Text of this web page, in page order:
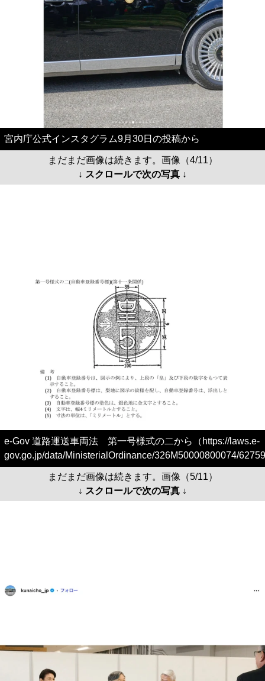
宮内庁公式インスタグラム9月30日の投稿から
まだまだ画像は続きます。画像（4/11）
↓ スクロールで次の写真 ↓
e-Gov 道路運送車両法 第一号様式の二から（https://laws.e-
gov.go.jp/data/MinisterialOrdinance/326M50000800074/
まだまだ画像は続きます。画像（5/11）
↓ スクロールで次の写真 ↓